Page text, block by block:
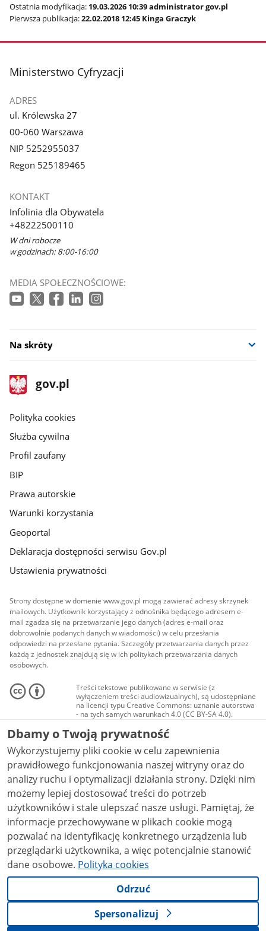
Ostatnia modyfikacja: 19.03.2026 10:39 administrator gov.pl
Pierwsza publikacja:22.02.2018 12:45 Kinga Graczyk
stopka
Ministerstwo Cyfryzacji
ADRES
ul. Królewska 27
00-060 Warszawa
NIP 5252955037
Regon 525189465
KONTAKT
Infolinia dla Obywatela
+48222500110
W dni robocze
w godzinach: 8:00-16:00
MEDIA SPOŁECZNOŚCIOWE:
Na skróty
stopka
gov.pl
Strona
gov.pl
gov.pl
Polityka cookies
Służba cywilna
Profil zaufany
BIP
Prawa autorskie
Warunki korzystania
Geoportal
Deklaracja dostępności serwisu Gov.pl
Ustawienia prywatności
Strony dostępne w domenie www.gov.pl mogą zawierać adresy skrzynek
mailowych. Użytkownik korzystający z odnośnika będącego adresem e-
mail zgadza się na przetwarzanie jego danych (adres e-mail oraz
dobrowolnie podanych danych w wiadomości) w celu przesłania
odpowiedzi na przesłane pytania. Szczegóły przetwarzania danych przez
każdą z jednostek znajdują się w ich politykach przetwarzania danych
osobowych.
Treści tekstowe publikowane w serwisie (z
wyłączeniem treści audiowizualnych), są udostępniane
na licencji typu Creative Commons: uznanie autorstwa
- na tych samych warunkach 4.0 (CC BY-SA 4.0).
Materiały audiowizualne, w tym zdjęcia, materiały
audio i wideo, są udostępniane na licencji typu
Creative Commons: uznanie autorstwa użycie
niekomercyjne - bez utworów zależnych 4.0 (CC BY-
NC-ND 4.0), o ile nie jest to stwierdzone inaczej.
Dbamy o Twoją prywatność
Wykorzystujemy pliki cookie w celu zapewnienia
prawidłowego funkcjonowania naszej witryny oraz do
analizy ruchu i optymalizacji działania strony. Dzięki nim
możemy lepiej dostosować treści do potrzeb
użytkowników i stale ulepszać nasze usługi. Pamiętaj, że
informacje przechowywane w plikach cookie mogą
pozwalać na identyfikację konkretnego urządzenia lub
przeglądarki użytkownika, a więc potencjalnie stanowić
dane osobowe. Polityka cookies
Odrzuć
Spersonalizuj